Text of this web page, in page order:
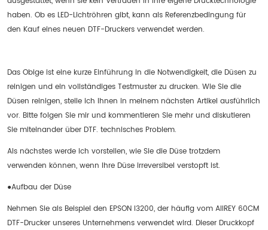
haben. Ob es LED-Lichtröhren gibt, kann als Referenzbedingung für
den Kauf eines neuen DTF-Druckers verwendet werden.
Das Obige ist eine kurze Einführung in die Notwendigkeit, die Düsen zu
reinigen und ein vollständiges Testmuster zu drucken. Wie Sie die
Düsen reinigen, stelle ich Ihnen in meinem nächsten Artikel ausführlich
vor. Bitte folgen Sie mir und kommentieren Sie mehr und diskutieren
Sie miteinander über DTF. technisches Problem.
Als nächstes werde ich vorstellen, wie Sie die Düse trotzdem
verwenden können, wenn Ihre Düse irreversibel verstopft ist.
●Aufbau der Düse
Nehmen Sie als Beispiel den EPSON I3200, der häufig vom AIIREY 60CM
DTF-Drucker unseres Unternehmens verwendet wird. Dieser Druckkopf